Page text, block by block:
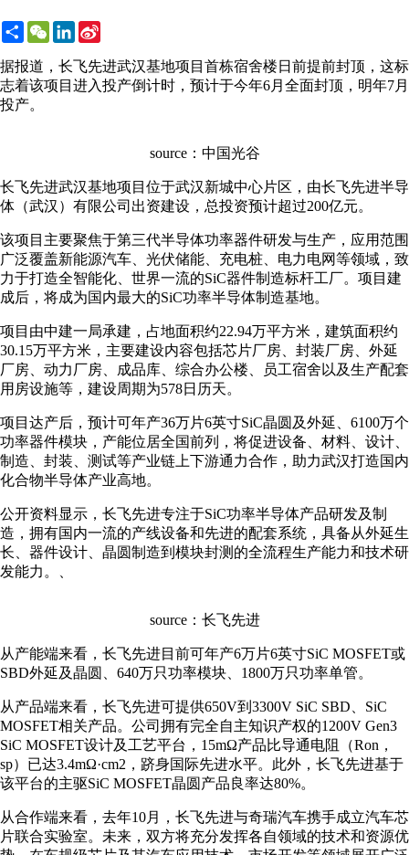
ShareWeChatLinkedIn
据报道，长飞先进武汉基地项目首栋宿舍楼日前提前封顶，这标
志着该项目进入投产倒计时，预计于今年6月全面封顶，明年7月
投产。
source：中国光谷
长飞先进武汉基地项目位于武汉新城中心片区，由长飞先进半导
体（武汉）有限公司出资建设，总投资预计超过200亿元。
该项目主要聚焦于第三代半导体功率器件研发与生产，应用范围
广泛覆盖新能源汽车、光伏储能、充电桩、电力电网等领域，致
力于打造全智能化、世界一流的SiC器件制造标杆工厂。项目建
成后，将成为国内最大的SiC功率半导体制造基地。
项目由中建一局承建，占地面积约22.94万平方米，建筑面积约
30.15万平方米，主要建设内容包括芯片厂房、封装厂房、外延
厂房、动力厂房、成品库、综合办公楼、员工宿舍以及生产配套
用房设施等，建设周期为578日历天。
项目达产后，预计可年产36万片6英寸SiC晶圆及外延、6100万个
功率器件模块，产能位居全国前列，将促进设备、材料、设计、
制造、封装、测试等产业链上下游通力合作，助力武汉打造国内
化合物半导体产业高地。
公开资料显示，长飞先进专注于SiC功率半导体产品研发及制
造，拥有国内一流的产线设备和先进的配套系统，具备从外延生
长、器件设计、晶圆制造到模块封测的全流程生产能力和技术研
发能力。、
source：长飞先进
从产能端来看，长飞先进目前可年产6万片6英寸SiC MOSFET或
SBD外延及晶圆、640万只功率模块、1800万只功率单管。
从产品端来看，长飞先进可提供650V到3300V SiC SBD、SiC
MOSFET相关产品。公司拥有完全自主知识产权的1200V Gen3
SiC MOSFET设计及工艺平台，15mΩ产品比导通电阻（Ron，
sp）已达3.4mΩ·cm2，跻身国际先进水平。此外，长飞先进基于
该平台的主驱SiC MOSFET晶圆产品良率达80%。
从合作端来看，去年10月，长飞先进与奇瑞汽车携手成立汽车芯
片联合实验室。未来，双方将充分发挥各自领域的技术和资源优